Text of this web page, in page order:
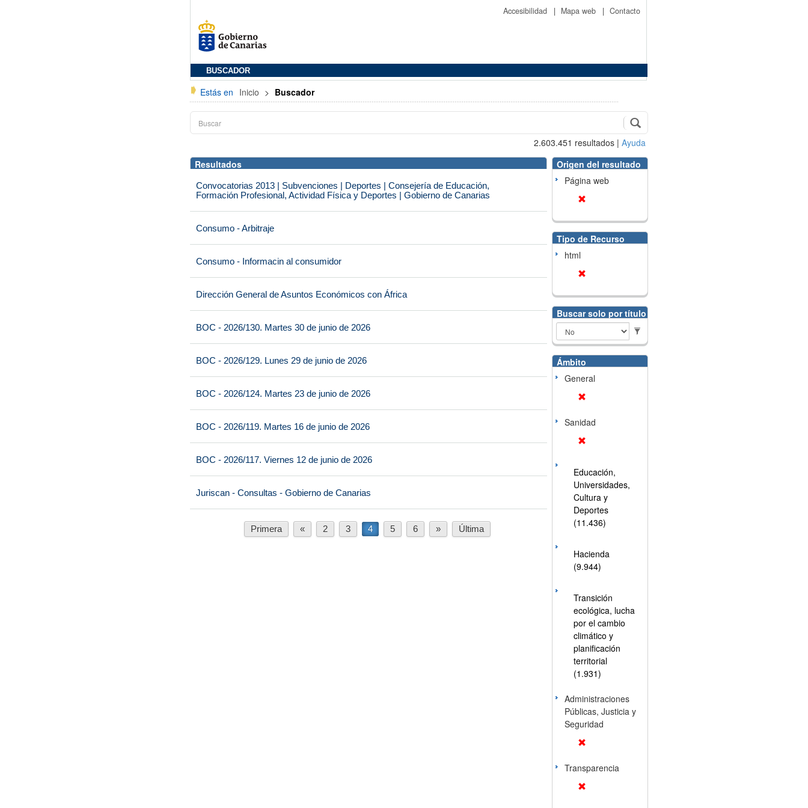
Accesibilidad | Mapa web | Contacto
BUSCADOR
Estás en Inicio > Buscador
2.603.451 resultados | Ayuda
Resultados
Convocatorias 2013 | Subvenciones | Deportes | Consejería de Educación,
Formación Profesional, Actividad Física y Deportes | Gobierno de Canarias
Consumo - Arbitraje
Consumo - Informacin al consumidor
Dirección General de Asuntos Económicos con África
BOC - 2026/130. Martes 30 de junio de 2026
BOC - 2026/129. Lunes 29 de junio de 2026
BOC - 2026/124. Martes 23 de junio de 2026
BOC - 2026/119. Martes 16 de junio de 2026
BOC - 2026/117. Viernes 12 de junio de 2026
Juriscan - Consultas - Gobierno de Canarias
Primera « 2 3 4 5 6 » Última
Origen del resultado
Página web
Tipo de Recurso
html
Buscar solo por título
Ámbito
General
Sanidad
Educación,
Universidades,
Cultura y
Deportes
(11.436)
Hacienda
(9.944)
Transición
ecológica, lucha
por el cambio
climático y
planificación
territorial
(1.931)
Administraciones
Públicas, Justicia y
Seguridad
Transparencia